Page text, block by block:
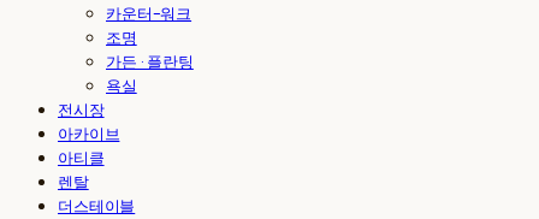
카운터-워크
조명
가든 · 플란팅
욕실
전시장
아카이브
아티클
렌탈
더스테이블